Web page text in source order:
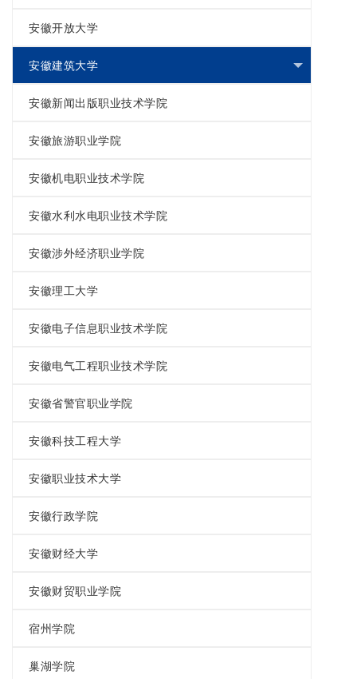
安徽开放大学
安徽建筑大学
安徽新闻出版职业技术学院
安徽旅游职业学院
安徽机电职业技术学院
安徽水利水电职业技术学院
安徽涉外经济职业学院
安徽理工大学
安徽电子信息职业技术学院
安徽电气工程职业技术学院
安徽省警官职业学院
安徽科技工程大学
安徽职业技术大学
安徽行政学院
安徽财经大学
安徽财贸职业学院
宿州学院
巢湖学院